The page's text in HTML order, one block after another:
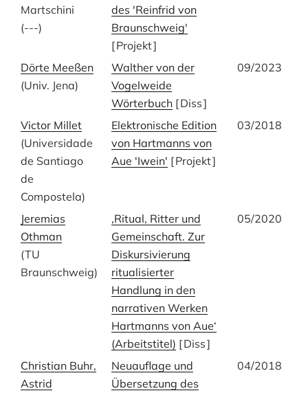
Martschini
(---)
des 'Reinfrid von
Braunschweig'
[Projekt]
Dörte Meeßen
(Univ. Jena)
Walther von der
Vogelweide
Wörterbuch [Diss]
09/2023
Victor Millet
(Universidade
de Santiago
de
Compostela)
Elektronische Edition
von Hartmanns von
Aue 'Iwein' [Projekt]
03/2018
Jeremias
Othman
(TU
Braunschweig)
‚Ritual, Ritter und
Gemeinschaft. Zur
Diskursivierung
ritualisierter
Handlung in den
narrativen Werken
Hartmanns von Aue‘
(Arbeitstitel) [Diss]
05/2020
Christian Buhr,
Astrid
Neuauflage und
Übersetzung des
04/2018